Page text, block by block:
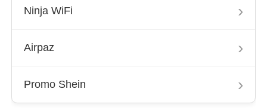
Ninja WiFi ›
Airpaz ›
Promo Shein ›